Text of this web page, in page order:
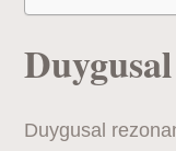
Duygusal